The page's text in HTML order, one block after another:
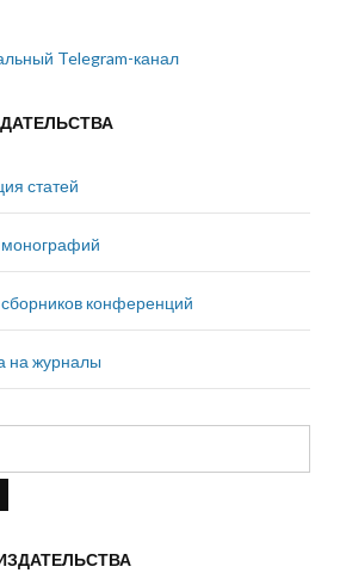
Telegram-канал
статей
конференций
на журналы